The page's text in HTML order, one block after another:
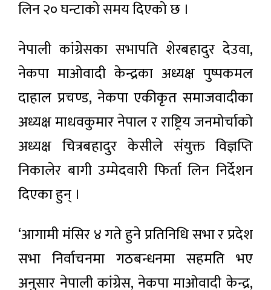
लिन २० घन्टाको समय दिएको छ ।
नेपाली कांग्रेसका सभापति शेरबहादुर देउवा,
नेकपा माओवादी केन्द्रका अध्यक्ष पुष्पकमल
दाहाल प्रचण्ड, नेकपा एकीकृत समाजवादीका
अध्यक्ष माधवकुमार नेपाल र राष्ट्रिय जनमोर्चाको
अध्यक्ष चित्रबहादुर केसीले संयुक्त विज्ञप्ति
निकालेर बागी उम्मेदवारी फिर्ता लिन निर्देशन
दिएका हुन् ।
‘आगामी मंसिर ४ गते हुने प्रतिनिधि सभा र प्रदेश
सभा निर्वाचनमा गठबन्धनमा सहमति भए
अनुसार नेपाली कांग्रेस, नेकपा माओवादी केन्द्र,